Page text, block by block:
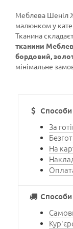
Меблева Шеніл
малюнком у
Тканина
тканини
бордовий,
мінімальне
За
На